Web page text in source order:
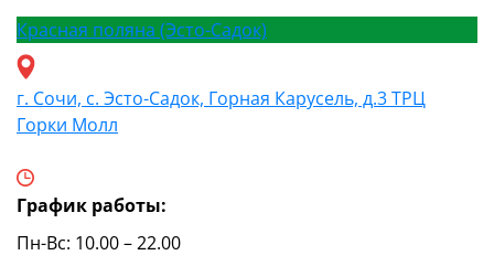
Красная поляна (Эсто-Садок)
г. Сочи, с. Эсто-Садок, Горная Карусель, д.3 ТРЦ
Горки Молл
График работы:
Пн-Вс: 10.00 – 22.00